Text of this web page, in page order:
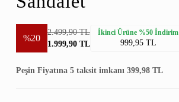
%20
2.499,90 TL
1.999,90 TL
İkinci Ürüne %50 İndirim
999,95 TL
Peşin Fiyatına 5 taksit imkanı 399,98 TL